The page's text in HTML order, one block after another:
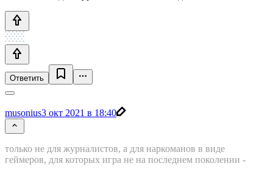
Ответить
musonius3 окт 2021 в 18:40
только не для журналистов, а для наркоманов в виде
геймеров, для которых игра не на последнем поколении -